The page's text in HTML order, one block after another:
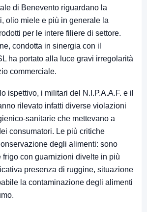
di Benevento riguardano la
olio miele e più in generale la
per le intere filiere di settore.
condotta in sinergia con il
ha portato alla luce gravi irregolarità
commerciale.
ispettivo, i militari del N.I.P.A.A.F. e il
rilevato infatti diverse violazioni
sanitarie che mettevano a
consumatori. Le più critiche
degli alimenti: sono
frigo con guarnizioni divelte in più
presenza di ruggine, situazione
la contaminazione degli alimenti